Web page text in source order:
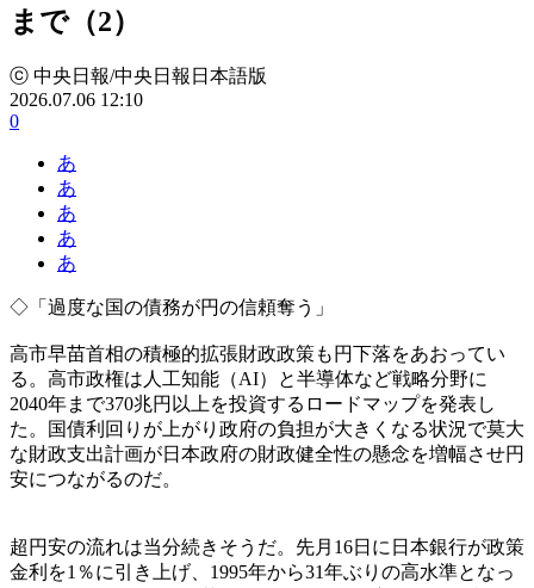
まで（2）
ⓒ 中央日報/中央日報日本語版
2026.07.06 12:10
0
あ
あ
あ
あ
あ
◇「過度な国の債務が円の信頼奪う」
高市早苗首相の積極的拡張財政政策も円下落をあおってい
る。高市政権は人工知能（AI）と半導体など戦略分野に
2040年まで370兆円以上を投資するロードマップを発表し
た。国債利回りが上がり政府の負担が大きくなる状況で莫大
な財政支出計画が日本政府の財政健全性の懸念を増幅させ円
安につながるのだ。
超円安の流れは当分続きそうだ。先月16日に日本銀行が政策
金利を1％に引き上げ、1995年から31年ぶりの高水準となっ